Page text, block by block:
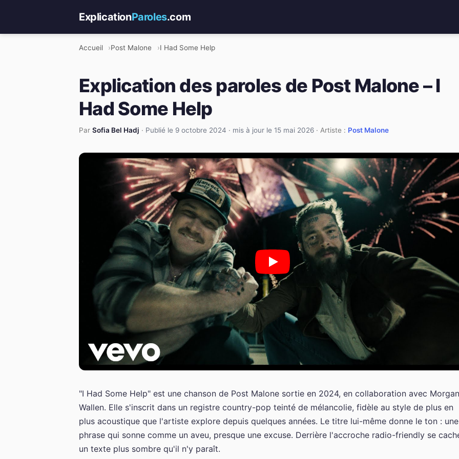
ExplicationParoles.com
Accueil Post Malone I Had Some Help
Explication des paroles de Post Malone – I
Had Some Help
Par Sofia Bel Hadj · Publié le 9 octobre 2024 · mis à jour le 15 mai 2026 · Artiste : Post Malone
"I Had Some Help" est une chanson de Post Malone sortie en 2024, en collaboration avec Morgan
Wallen. Elle s'inscrit dans un registre country-pop teinté de mélancolie, fidèle au style de plus en
plus acoustique que l'artiste explore depuis quelques années. Le titre lui-même donne le ton : une
phrase qui sonne comme un aveu, presque une excuse. Derrière l'accroche radio-friendly se
un texte plus sombre qu'il n'y paraît.